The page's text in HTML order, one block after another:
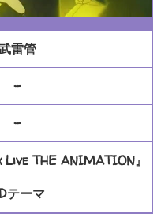
雷管
-
-
THE ANIMATION』
テーマ